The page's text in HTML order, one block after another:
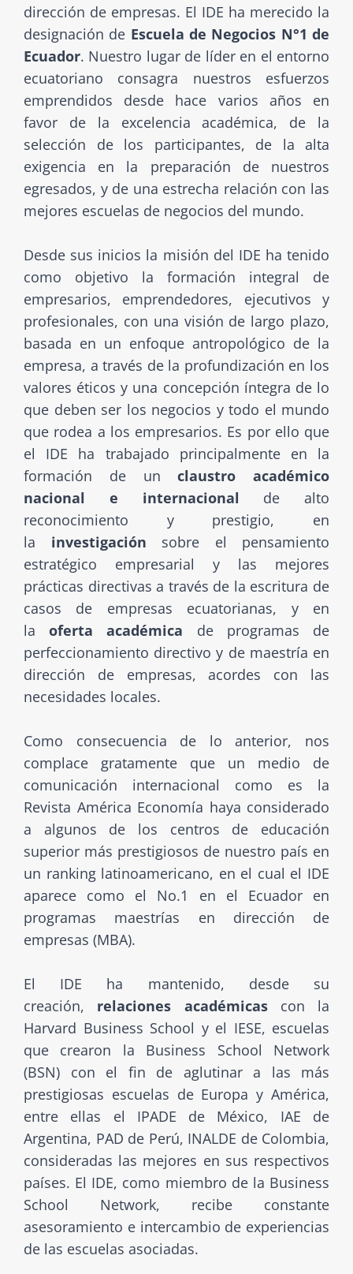
dirección de empresas. El IDE ha merecido la
designación de Escuela de Negocios N°1 de
Ecuador. Nuestro lugar de líder en el entorno
ecuatoriano consagra nuestros esfuerzos
emprendidos desde hace varios años en
favor de la excelencia académica, de la
selección de los participantes, de la alta
exigencia en la preparación de nuestros
egresados, y de una estrecha relación con las
mejores escuelas de negocios del mundo.
Desde sus inicios la misión del IDE ha tenido
como objetivo la formación integral de
empresarios, emprendedores, ejecutivos y
profesionales, con una visión de largo plazo,
basada en un enfoque antropológico de la
empresa, a través de la profundización en los
valores éticos y una concepción íntegra de lo
que deben ser los negocios y todo el mundo
que rodea a los empresarios. Es por ello que
el IDE ha trabajado principalmente en la
formación de unclaustro académico
nacional e internacional de alto
reconocimiento y prestigio, en
la investigación sobre el pensamiento
estratégico empresarial y las mejores
prácticas directivas a través de la escritura de
casos de empresas ecuatorianas, y en
laoferta académica de programas de
perfeccionamiento directivo y de maestría en
dirección de empresas, acordes con las
necesidades locales.
Como consecuencia de lo anterior, nos
complace gratamente que un medio de
comunicación internacional como es la
Revista América Economía haya considerado
a algunos de los centros de educación
superior más prestigiosos de nuestro país en
un ranking latinoamericano, en el cual el IDE
aparece como el No.1 en el Ecuador en
programas maestrías en dirección de
empresas (MBA).
El IDE ha mantenido, desde su
creación, relaciones académicascon la
Harvard Business School y el IESE, escuelas
que crearon la Business School Network
(BSN) con el fin de aglutinar a las más
prestigiosas escuelas de Europa y América,
entre ellas el IPADE de México, IAE de
Argentina, PAD de Perú, INALDE de Colombia,
consideradas las mejores en sus respectivos
países. El IDE, como miembro de la Business
School Network, recibe constante
asesoramiento e intercambio de experiencias
de las escuelas asociadas.